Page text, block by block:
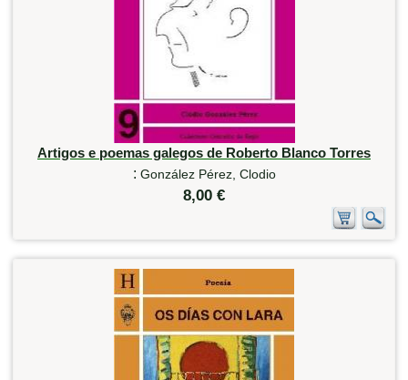
Artigos e poemas galegos de Roberto Blanco Torres
: González Pérez, Clodio
8,00 €